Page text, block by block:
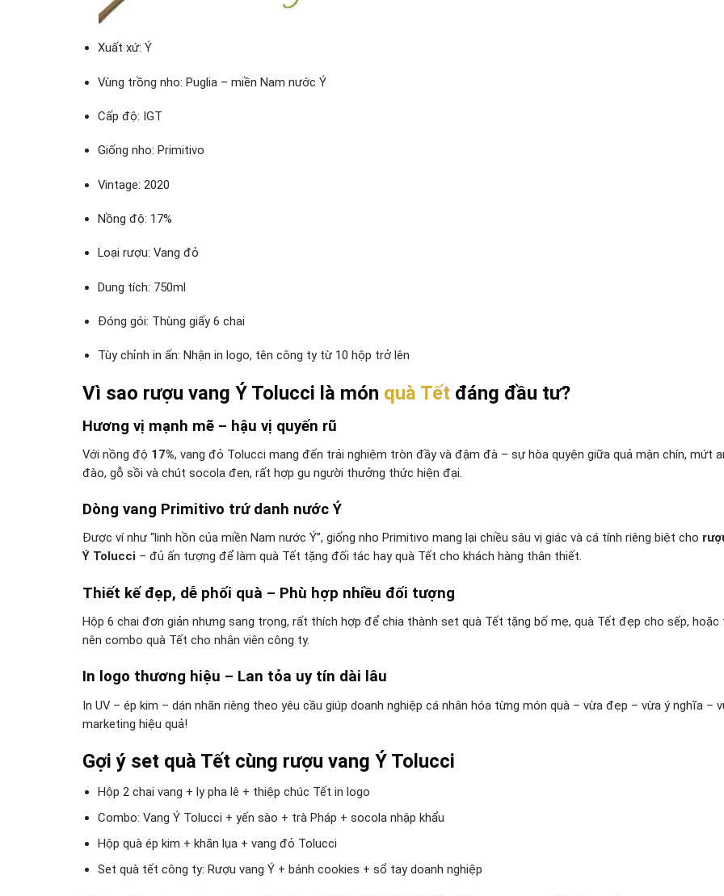
Xuất xứ: Ý
Vùng trồng nho: Puglia – miền Nam nước Ý
Cấp độ: IGT
Giống nho: Primitivo
Vintage: 2020
Nồng độ: 17%
Loại rượu: Vang đỏ
Dung tích: 750ml
Đóng gói: Thùng giấy 6 chai
Tùy chỉnh in ấn: Nhận in logo, tên công ty từ 10 hộp trở lên
Vì sao rượu vang Ý Tolucci là món quà Tết đáng đầu tư?
Hương vị mạnh mẽ – hậu vị quyến rũ
Với nồng độ 17%, vang đỏ Tolucci mang đến trải nghiệm tròn đầy và đậm đà – sự hòa quyện giữa quả mận chín, mứt
đào, gỗ sồi và chút socola đen, rất hợp gu người thưởng thức hiện đại.
Dòng vang Primitivo trứ danh nước Ý
Được ví như “linh hồn của miền Nam nước Ý”, giống nho Primitivo mang lại chiều sâu vị giác và cá tính riêng biệt cho
Ý Tolucci – đủ ấn tượng để làm quà Tết tặng đối tác hay quà Tết cho khách hàng thân thiết.
Thiết kế đẹp, dễ phối quà – Phù hợp nhiều đối tượng
Hộp 6 chai đơn giản nhưng sang trọng, rất thích hợp để chia thành set quà Tết tặng bố mẹ, quà Tết đẹp cho sếp, hoặc
nên combo quà Tết cho nhân viên công ty.
In logo thương hiệu – Lan tỏa uy tín dài lâu
In UV – ép kim – dán nhãn riêng theo yêu cầu giúp doanh nghiệp cá nhân hóa từng món quà – vừa đẹp – vừa ý nghĩa –
marketing hiệu quả!
Gợi ý set quà Tết cùng rượu vang Ý Tolucci
Hộp 2 chai vang + ly pha lê + thiệp chúc Tết in logo
Combo: Vang Ý Tolucci + yến sào + trà Pháp + socola nhập khẩu
Hộp quà ép kim + khăn lụa + vang đỏ Tolucci
Set quà tết công ty: Rượu vang Ý + bánh cookies + sổ tay doanh nghiệp